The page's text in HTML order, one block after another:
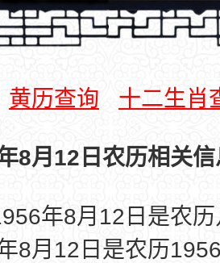
黄历查询 十二生肖
8月12日农历相关
年8月12日是农
8月12日是农历